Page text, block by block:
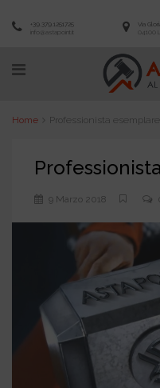
Via
04100
+39.379.1251725
info@astapoint.it
Home Professionista esemplare
9 Marzo 2018